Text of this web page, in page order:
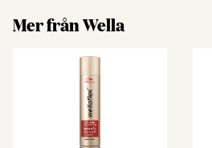
Mer från Wella